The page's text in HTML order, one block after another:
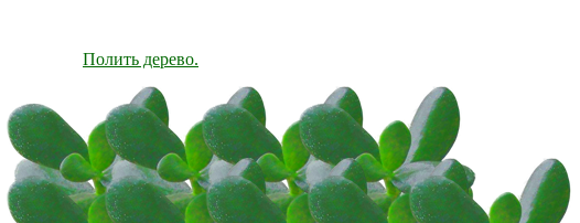
Полить дерево.